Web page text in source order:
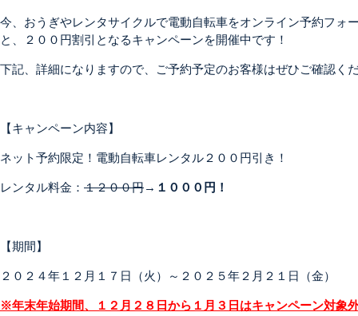
今、おうぎやレンタサイクルで電動自転車をオンライン予約フォ
と、２００円割引となるキャンペーンを開催中です！
下記、詳細になりますので、ご予約予定のお客様はぜひご確認く
【キャンペーン内容】
ネット予約限定！電動自転車レンタル２００円引き！
レンタル料金： １２００円→ １０００円！
【期間】
２０２４年１２月１７日（火）～２０２５年２月２１日（金）
※年末年始期間、１２月２８日から１月３日はキャンペーン対象